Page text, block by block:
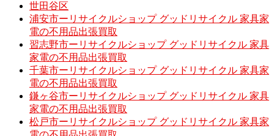
世田谷区
浦安市ーリサイクルショップ グッドリサイクル 家具家
電の不用品出張買取
習志野市ーリサイクルショップ グッドリサイクル 家具
家電の不用品出張買取
千葉市ーリサイクルショップ グッドリサイクル 家具家
電の不用品出張買取
鎌ヶ谷市ーリサイクルショップ グッドリサイクル 家具
家電の不用品出張買取
松戸市ーリサイクルショップ グッドリサイクル 家具家